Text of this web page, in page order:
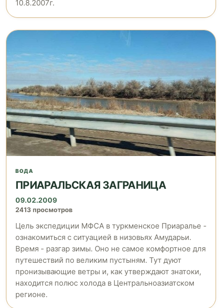
10.8.2007г.
ВОДА
ПРИАРАЛЬСКАЯ ЗАГРАНИЦА
09.02.2009
2413 просмотров
Цель экспедиции МФСА в туркменское Приаралье -
ознакомиться с ситуацией в низовьях Амударьи.
Время - разгар зимы. Оно не самое комфортное для
путешествий по великим пустыням. Тут дуют
пронизывающие ветры и, как утверждают знатоки,
находится полюс холода в Центральноазиатском
регионе.